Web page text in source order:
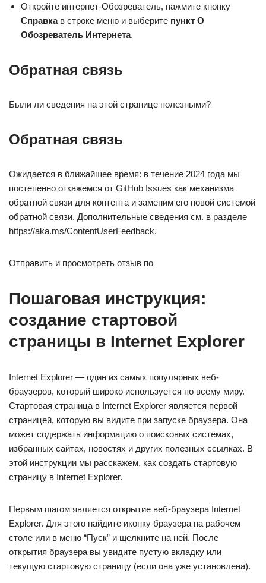
Откройте интернет-Обозреватель, нажмите кнопку
Справкав строке меню и выберите пункт О
Обозреватель Интернета.
Обратная связь
Были ли сведения на этой странице полезными?
Обратная связь
Ожидается в ближайшее время: в течение 2024 года мы
постепенно откажемся от GitHub Issues как механизма
обратной связи для контента и заменим его новой системой
обратной связи. Дополнительные сведения см. в разделе
https://aka.ms/ContentUserFeedback.
Отправить и просмотреть отзыв по
Пошаговая инструкция:
создание стартовой
страницы в Internet Explorer
Internet Explorer — один из самых популярных веб-
браузеров, который широко используется по всему миру.
Стартовая страница в Internet Explorer является первой
страницей, которую вы видите при запуске браузера. Она
может содержать информацию о поисковых системах,
избранных сайтах, новостях и других полезных ссылках. В
этой инструкции мы расскажем, как создать стартовую
страницу в Internet Explorer.
Первым шагом является открытие веб-браузера Internet
Explorer. Для этого найдите иконку браузера на рабочем
столе или в меню “Пуск” и щелкните на ней. После
открытия браузера вы увидите пустую вкладку или
текущую стартовую страницу (если она уже установлена).